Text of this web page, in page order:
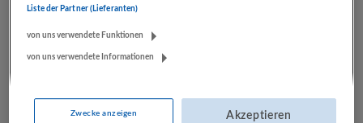
mehr
Liste der Partner (Lieferanten)
von uns verwendete Funktionen
von uns verwendete Informationen
Zwecke anzeigen Akzeptieren